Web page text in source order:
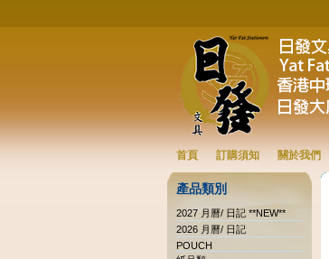
首頁 訂購須知 關於我們
產品類別
2027 月曆/ 日記 **NEW**
2026 月曆/ 日記
POUCH